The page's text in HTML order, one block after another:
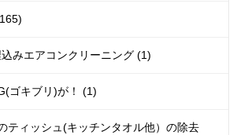
みエアコンクリーニング (1)
ゴキブリ)が！ (1)
ティッシュ(キッチンタオル他）の除去